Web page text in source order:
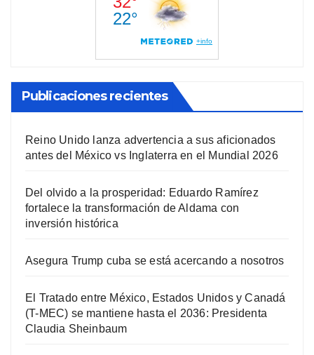
Publicaciones recientes
Reino Unido lanza advertencia a sus aficionados
antes del México vs Inglaterra en el Mundial 2026
Del olvido a la prosperidad: Eduardo Ramírez
fortalece la transformación de Aldama con
inversión histórica
Asegura Trump cuba se está acercando a nosotros
El Tratado entre México, Estados Unidos y Canadá
(T-MEC) se mantiene hasta el 2036: Presidenta
Claudia Sheinbaum